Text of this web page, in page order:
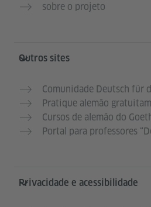
sobre o projeto
Outros sites
Comunidade Deutsch für
Pratique alemão
Cursos de alemão do
Portal para professores
Privacidade e acessibilidade